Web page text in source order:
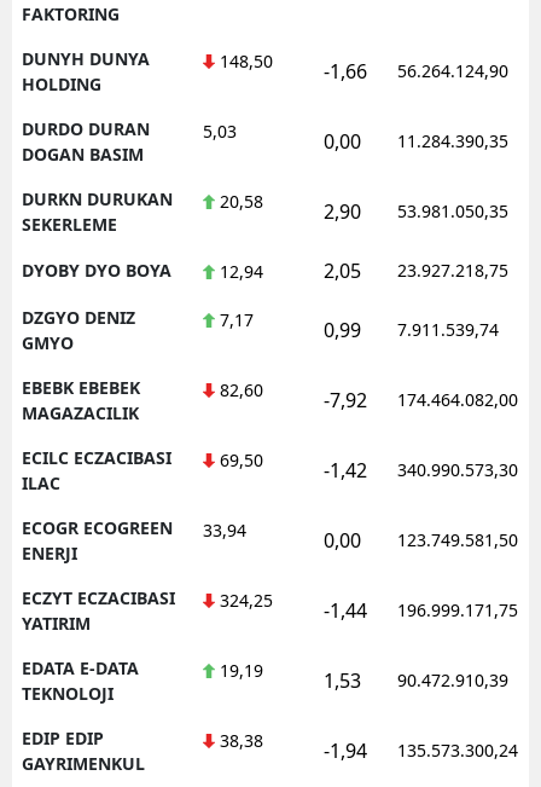
FAKTORING
DUNYH DUNYA
HOLDING
148,50 -1,66 56.264.124,90
DURDO DURAN
DOGAN BASIM
5,03 0,00 11.284.390,35
DURKN DURUKAN
SEKERLEME
20,58 2,90 53.981.050,35
DYOBY DYO BOYA 12,94 2,05 23.927.218,75
DZGYO DENIZ
GMYO
7,17 0,99 7.911.539,74
EBEBK EBEBEK
MAGAZACILIK
82,60 -7,92 174.464.082,00
ECILC ECZACIBASI
ILAC
69,50 -1,42 340.990.573,30
ECOGR ECOGREEN
ENERJI
33,94 0,00 123.749.581,50
ECZYT ECZACIBASI
YATIRIM
324,25 -1,44 196.999.171,75
EDATA E-DATA
TEKNOLOJI
19,19 1,53 90.472.910,39
EDIP EDIP
GAYRIMENKUL
38,38 -1,94 135.573.300,24